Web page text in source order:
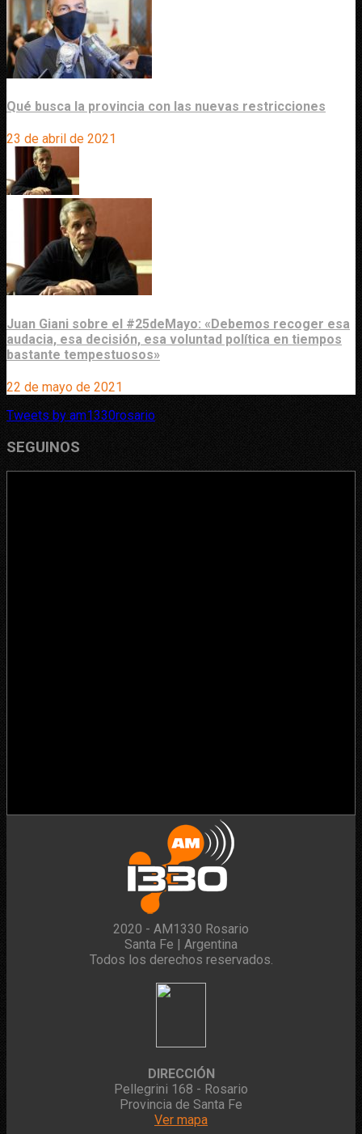
Qué busca la provincia con las nuevas restricciones
23 de abril de 2021
Juan Giani sobre el #25deMayo: «Debemos recoger esa
audacia, esa decisión, esa voluntad política en tiempos
bastante tempestuosos»
22 de mayo de 2021
Tweets by am1330rosario
SEGUINOS
2020 - AM1330 Rosario
Santa Fe | Argentina
Todos los derechos reservados.
DIRECCIÓN
Pellegrini 168 - Rosario
Provincia de Santa Fe
Ver mapa